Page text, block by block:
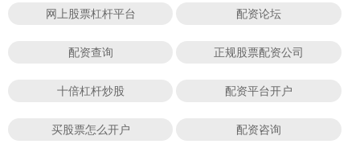
网上股票杠杆平台 配资论坛
配资查询 正规股票配资公司
十倍杠杆炒股 配资平台开户
买股票怎么开户 配资咨询